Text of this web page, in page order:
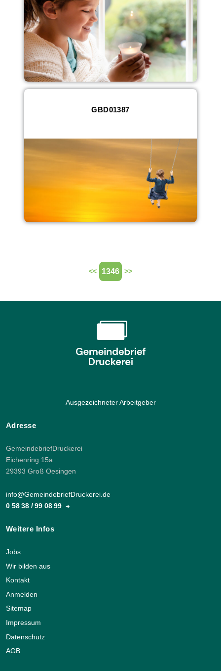
GBD01387
<< 1346 >>
Ausgezeichneter Arbeitgeber
Adresse
GemeindebriefDruckerei
Eichenring 15a
29393 Groß Oesingen
info@GemeindebriefDruckerei.de
0 58 38 / 99 08 99
Weitere Infos
Jobs
Wir bilden aus
Kontakt
Anmelden
Sitemap
Impressum
Datenschutz
AGB